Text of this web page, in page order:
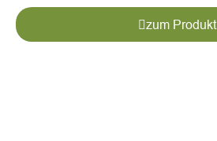
zum Produkt